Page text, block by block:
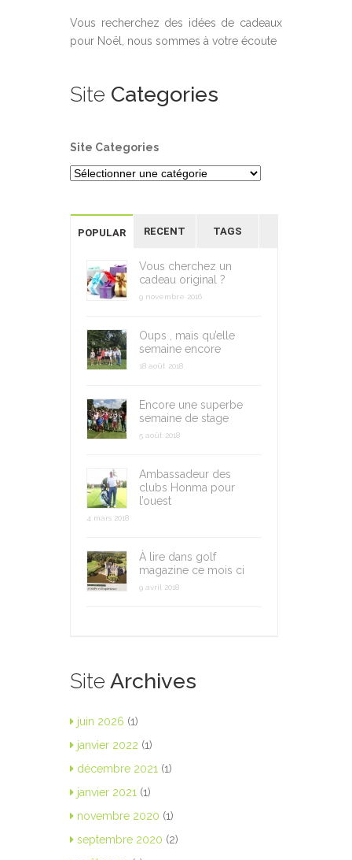
Vous recherchez des idées de cadeaux
pour Noël, nous sommes à votre écoute
Site Categories
Site Categories
POPULAR RECENT TAGS
Vous cherchez un
cadeau original ?
9 novembre 2016
Oups , mais qu’elle
semaine encore
18 août 2018
Encore une superbe
semaine de stage
5 août 2018
Ambassadeur des
clubs Honma pour
l’ouest
4 mars 2018
À lire dans golf
magazine ce mois ci
9 avril 2018
Site Archives
juin 2026 (1)
janvier 2022 (1)
décembre 2021 (1)
janvier 2021 (1)
novembre 2020 (1)
septembre 2020 (2)